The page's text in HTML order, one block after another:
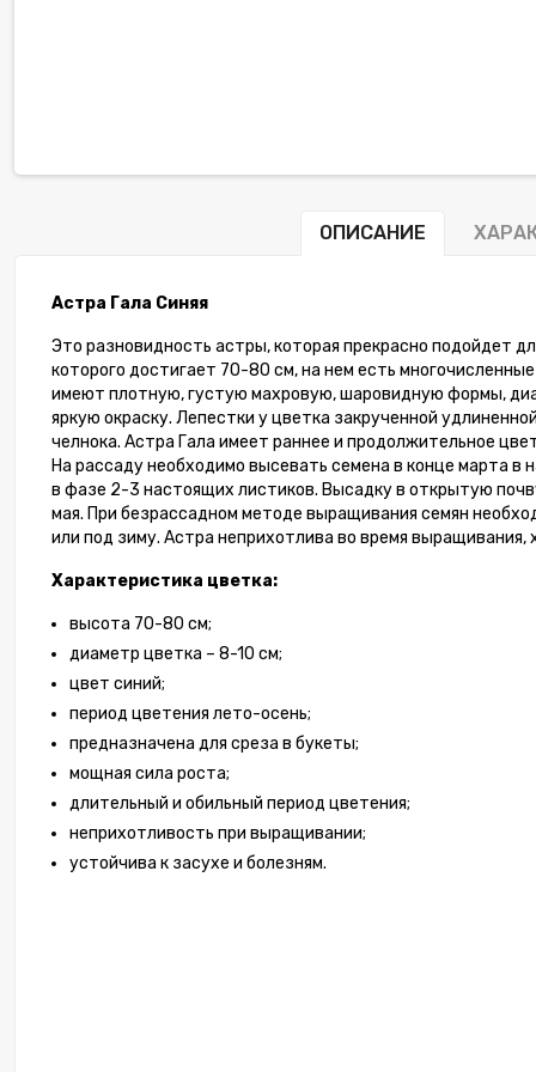
ОПИСАНИЕ
Астра Гала Синяя
Это разновидность астры, которая прекрасно подойдет
которого достигает 70-80 см, на нем есть
имеют плотную, густую махровую, шаровидную формы,
яркую окраску. Лепестки у цветка закрученной
челнока. Астра Гала имеет раннее и продолжительное
На рассаду необходимо высевать семена в конце марта в
в фазе 2-3 настоящих листиков. Высадку в открытую
мая. При безрассадном методе выращивания семян
или под зиму. Астра неприхотлива во время
Характеристика цветка:
высота 70-80 см;
диаметр цветка – 8-10 см;
цвет синий;
период цветения лето-осень;
предназначена для среза в букеты;
мощная сила роста;
длительный и обильный период цветения;
неприхотливость при выращивании;
устойчива к засухе и болезням.